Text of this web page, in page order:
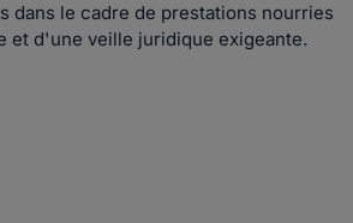
dans le cadre de prestations nourries
et d'une veille juridique exigeante.